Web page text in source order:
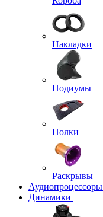
Накладки
Подиумы
Полки
Раскрывы
Аудиопроцессоры
Динамики